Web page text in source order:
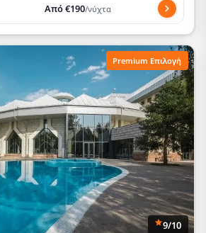
Από €190/νύχτα
Premium Επιλογή
9/10